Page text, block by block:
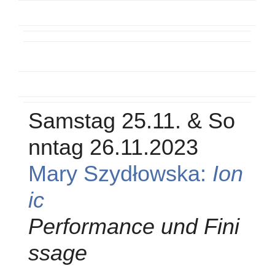
Samstag 25.11. & So
nntag 26.11.2023
Mary Szydłowska: Ion
ic
Performance und Fini
ssage